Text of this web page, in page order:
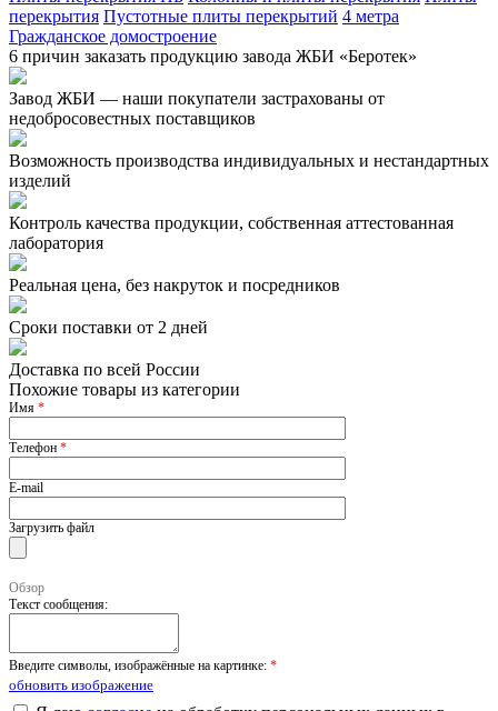
перекрытия Пустотные плиты перекрытий 4 метра
Гражданское домостроение
6 причин заказать продукцию завода ЖБИ «Беротек»
Завод ЖБИ — наши покупатели застрахованы от
недобросовестных поставщиков
Возможность производства индивидуальных и нестандартных
изделий
Контроль качества продукции, собственная аттестованная
лаборатория
Реальная цена, без накруток и посредников
Сроки поставки от 2 дней
Доставка по всей России
Похожие товары из категории
Имя *
Телефон *
E-mail
Загрузить файл
Обзор
Текст сообщения:
Введите символы, изображённые на картинке: *
обновить изображение